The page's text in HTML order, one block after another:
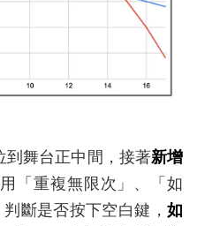
到舞台正中間，接著新增
用「重複無限次」、「如
斷是否按下空白鍵， 如